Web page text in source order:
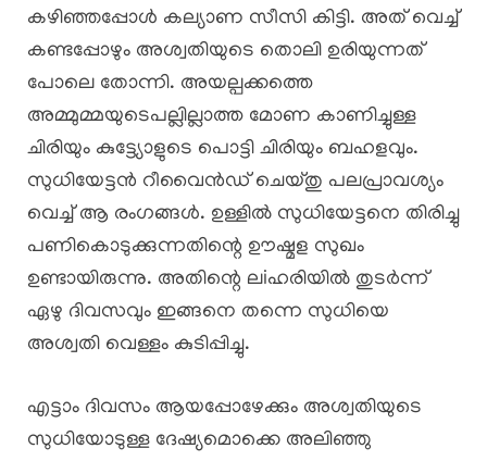
കഴിഞ്ഞപ്പോൾ കല്യാണ സീസി കിട്ടി. അത് വെച്ച്
കണ്ടപ്പോഴും അശ്വതിയുടെ തൊലി ഉരിയുന്നത്
പോലെ തോന്നി. അയല്പക്കത്തെ
അമ്മുമ്മയുടെപല്ലില്ലാത്ത മോണ കാണിച്ചുള്ള
ചിരിയും കുട്ട്യോളുടെ പൊട്ടി ചിരിയും ബഹളവും.
സുധിയേട്ടൻ റീവൈൻഡ് ചെയ്തു പലപ്രാവശ്യം
വെച്ച് ആ രംഗങ്ങൾ. ഉള്ളിൽ സുധിയേട്ടനെ തിരിച്ചു
പണികൊടുക്കുന്നതിന്റെ ഊഷ്മള സുഖം
ഉണ്ടായിരുന്നു. അതിന്റെ ലiഹരിയിൽ തുടർന്ന്
ഏഴു ദിവസവും ഇങ്ങനെ തന്നെ സുധിയെ
അശ്വതി വെള്ളം കുടിപ്പിച്ചു.
എട്ടാം ദിവസം ആയപ്പോഴേക്കും അശ്വതിയുടെ
സുധിയോടുള്ള ദേഷ്യമൊക്കെ അലിഞ്ഞു